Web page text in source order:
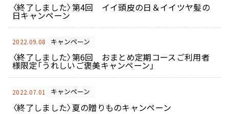
サプリメント シナジ
ー
ンワン
マイナチュレシリーズ一覧
〈終了しました〉第4回 イイ頭皮の日＆イイツヤ髪の
日キャンペーン
2022.09.08 キャンペーン
〈終了しました〉第6回 おまとめ定期コースご利用者
様限定「うれしいご褒美キャンペーン」
2022.07.01 キャンペーン
〈終了しました〉夏の贈りものキャンペーン